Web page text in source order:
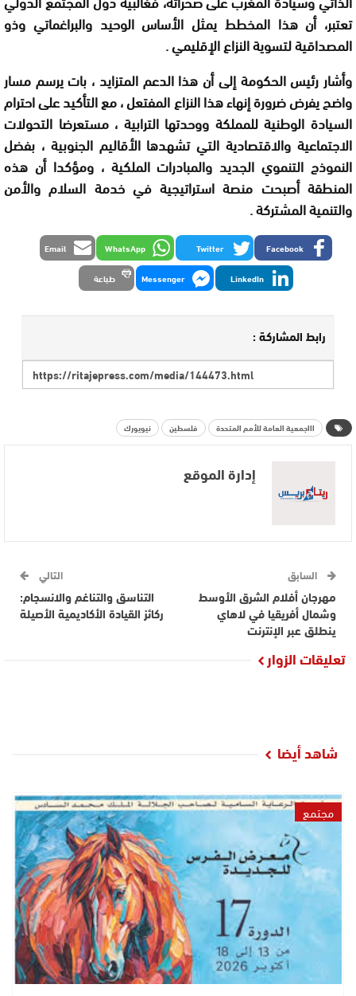
تعتبر، أن هذا المخطط يمثل الأساس الوحيد والبراغماتي وذو
المصداقية لتسوية النزاع الإقليمي .
وأشار رئيس الحكومة إلى أن هذا الدعم المتزايد ، بات يرسم مسار
واضح يفرض ضرورة إنهاء هذا النزاع المفتعل ، مع التأكيد على احترام
السيادة الوطنية للمملكة ووحدتها الترابية ، مستعرضا التحولات
الاجتماعية والاقتصادية التي تشهدها الأقاليم الجنوبية ، بفضل
النموذج التنموي الجديد والمبادرات الملكية ، ومؤكدا أن هذه
المنطقة أصبحت منصة استراتيجية في خدمة السلام والأمن
والتنمية المشتركة .
Facebook
Twitter
WhatsApp
Email
LinkedIn
Messenger طباعة
رابط المشاركة :
اااجمعية العامة للأمم المتحدة فلسطين نيويورك
إدارة الموقع
السابق
مهرجان أفلام الشرق الأوسط
وشمال أفريقيا في لاهاي
ينطلق عبر الإنترنت
التالي
التناسق والتناغم والانسجام:
ركائز القيادة الأكاديمية الأصيلة
تعليقات الزوار
شاهد أيضا
مجتمع